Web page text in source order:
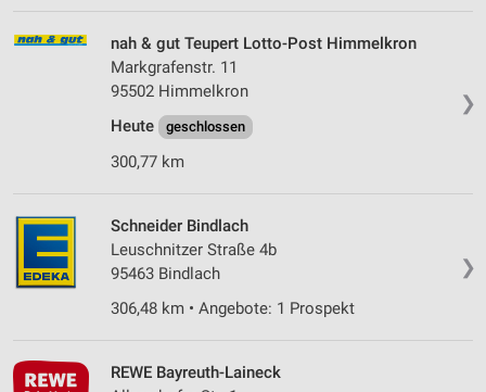
❯
nah & gut Teupert Lotto-Post Himmelkron
Markgrafenstr. 11
95502 Himmelkron
Heute
geschlossen
300,77 km
❯
Schneider Bindlach
Leuschnitzer Straße 4b
95463 Bindlach
306,48 km • Angebote: 1 Prospekt
REWE Bayreuth-Laineck
IAB-Verarbeitungszwecke:
Speichern von oder Zugriff auf Informationen
auf einem Endgerät
Verwendung reduzierter Daten zur Auswahl von
Werbeanzeigen
Werbung
Verwendung von Profilen zur Auswahl
personalisierter Werbung